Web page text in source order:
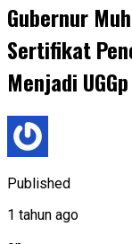
Gubernur
Sertifikat
Menjadi UGGp
Published
1 tahun ago